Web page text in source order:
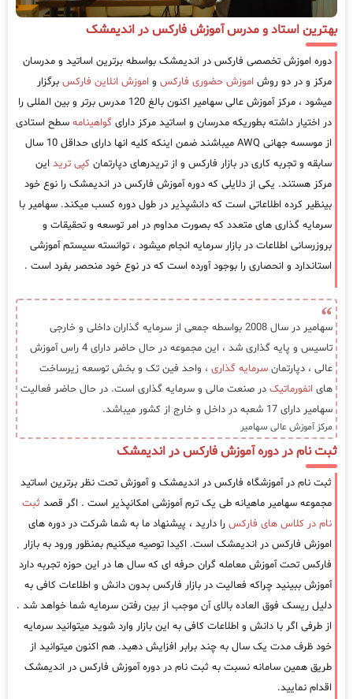
بهترین استاد و مدرس آموزش فارکس در اندیمشک
دوره اموزش تخصصی فارکس در اندیمشک بواسطه برترین اساتید و مدرسان
مرکز و در دو روش اموزش حضوری فارکس و اموزش انلاین فارکس برگزار
میشود ، مرکز آموزش عالی سهامیر اکنون بالغ 120 مدرس برتر و بین المللی را
در اختیار داشته بطوریکه مدرسان و اساتید مرکز دارای گواهینامه سطح استادی
از موسسه جهانی AWQ میباشند ضمن اینکه کلیه انها دارای حداقل 10 سال
سابقه و تجربه کاری در بازار فارکس و از تریدرهای دپارتمان کپی ترید این
مرکز هستند. یکی از دلایلی که دوره آموزش فارکس در اندیمشک را نوع خود
بینظیر کرده اطلاعاتی است که دانشپذیر در طول دوره کسب میکند. سهامیر با
سرمایه گذاری های متعدد که بصورت مداوم در امر توسعه و تحقیقات و
بروزرسانی اطلاعات در بازار سرمایه انجام میشود ، توانسته سیستم آموزشی
استاندارد و انحصاری را بوجود آورده است که در نوع خود منحصر بفرد است .
سهامیر در سال 2008 بواسطه جمعی از سرمایه گذاران داخلی و خارجی
تاسیس و پایه گذاری شد ، این مجموعه در حال حاضر دارای 4 راس آموزش
عالی ، دپارتمان سرمایه گذاری ، واحد فین تک و بخش توسعه زیرساخت
های انفورماتیک در صنعت مالی و سرمایه گذاری است. در حال حاضر فعالیت
سهامیر دارای 17 شعبه در داخل و خارج از کشور میباشد.
مرکز آموزش عالی سهامیر
ثبت نام در دوره آموزش فارکس در اندیمشک
ثبت نام در آموزشگاه فارکس در اندیمشک و آموزش تحت نظر برترین اساتید
مجموعه سهامیر ماهیانه طی یک ترم آموزشی امکانپذیر است . اگر قصد ثبت
نام در کلاس های فارکس را دارید ، پیشنهاد ما به شما شرکت در دوره های
اموزش فارکس در اندیمشک است. اکیدا توصیه میکنیم بمنظور ورود به بازار
فارکس تحت آموزش معامله گران حرفه ای که سال ها در این حوزه تجربه دارد
آموزش ببینید چراکه فعالیت در بازار فارکس بدون دانش و اطلاعات کافی به
دلیل ریسک فوق العاده بالای آن موجب از بین رفتن سرمایه شما خواهد شد .
از طرفی اگر با دانش و اطلاعات کافی به این بازار وارد شوید میتوانید سرمایه
خود ظرف مدت یک سال به چند برابر افزایش دهید. هم اکنون میتوانید از
طریق همین سامانه نسبت به ثبت نام در دوره آموزش فارکس در اندیمشک
اقدام نمایید.